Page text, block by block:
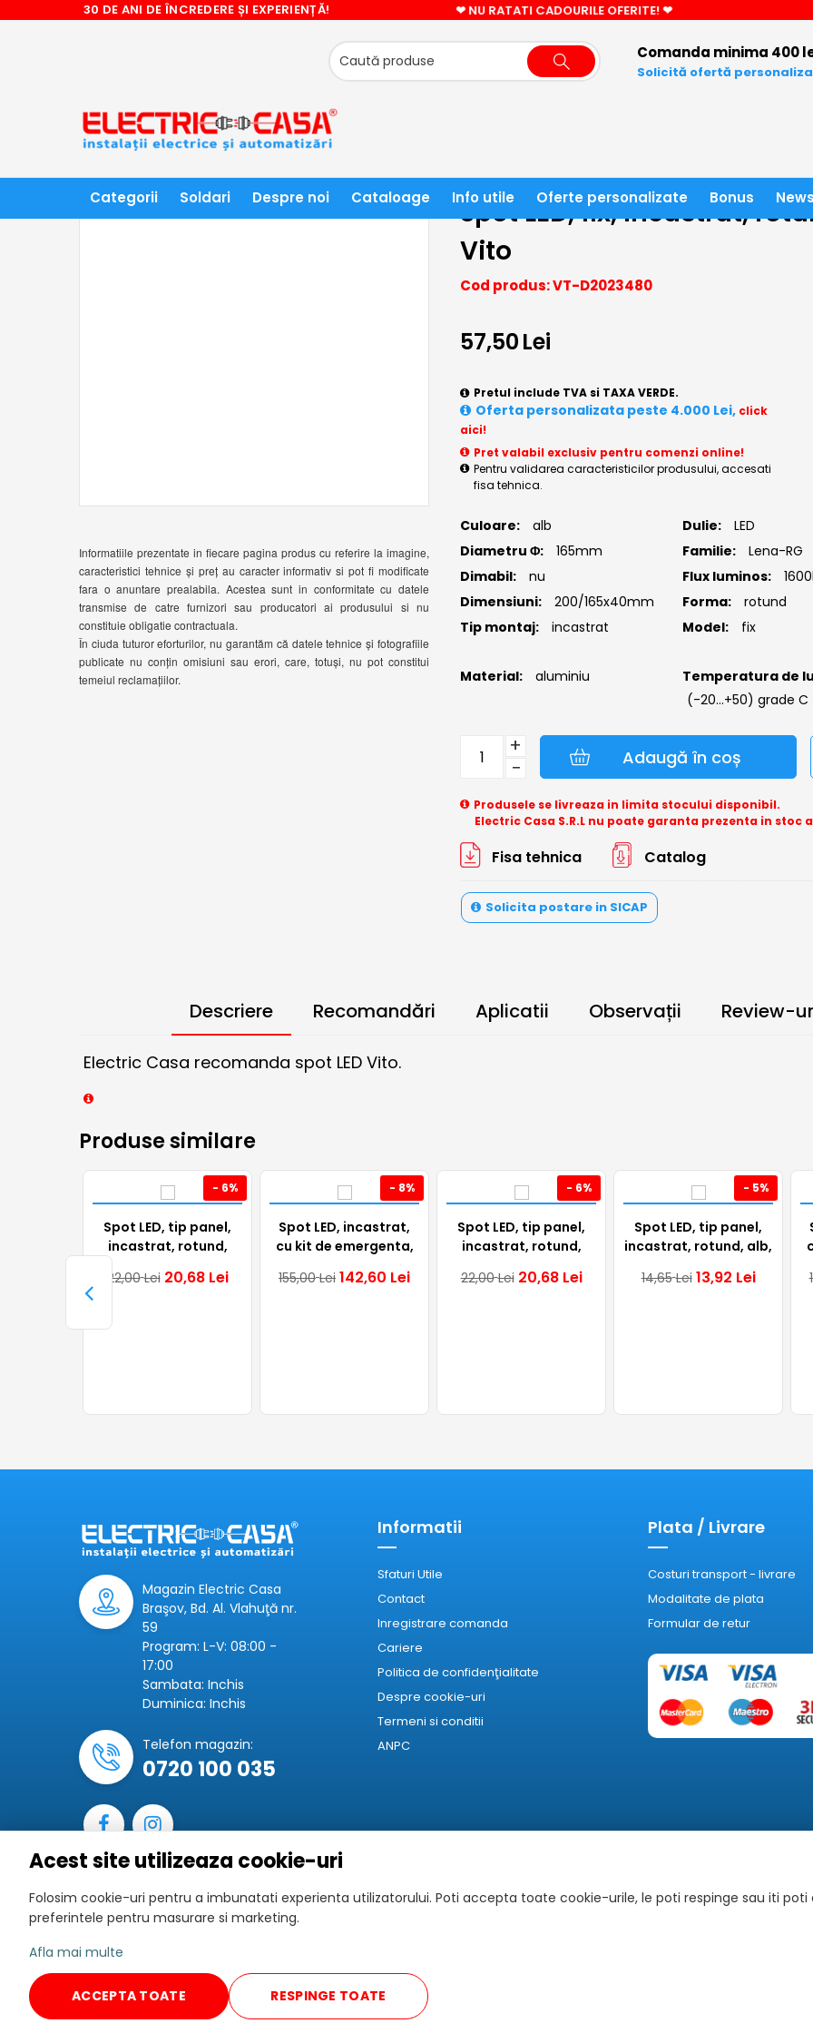
30 DE ANI DE ÎNCREDERE ȘI EXPERIENȚĂ!
❤ NU RATATI CADOURILE OFERITE! ❤ CADOU CIFRA LED LA COMENZI PESTE 3000 LEI!
Comanda minima 400
Solicită ofertă
Categorii Soldari Despre noi Cataloage Info utile Oferte personalizate Bonus
Informatiile prezentate in fiecare pagina produs cu referire la imagine,
caracteristici tehnice și preț au caracter informativ si pot fi modificate
fara o anuntare prealabila. Acestea sunt in conformitate cu datele
transmise de catre furnizori sau producatori ai produsului si nu
constituie obligatie contractuala.
În ciuda tuturor eforturilor, nu garantăm că datele tehnice și fotografiile
publicate nu conțin omisiuni sau erori, care, totuși, nu pot constitui
temeiul reclamațiilor.
Spot LED, fix, incastrat,
Vito
Cod produs: VT-D2023480
57,50Lei
Pretul include TVA si TAXA VERDE.
Oferta personalizata peste 4.000 Lei, click
aici!
Pret valabil exclusiv pentru comenzi online!
Pentru validarea caracteristicilor produsului, accesati
fisa tehnica.
Culoare:
alb
Diametru Φ:
165mm
Dimabil:
nu
Dimensiuni:
200/165x40mm
Dulie:
LED
Familie:
Lena-RG
Flux luminos:
Forma:
rotund
Tip montaj:
incastrat Model: fix
Material:
aluminiu
Temperatura de
(-20...+50) grade C
+
−
Adaugă în coș
Produsele se livreaza in limita stocului disponibil.
Electric Casa S.R.L nu poate garanta prezenta in
Fisa tehnica Catalog
Solicita postare in SICAP
Descriere Recomandări Aplicatii Observații Review-
Electric Casa recomanda spot LED Vito.
Produse similare
- 6%
Spot LED, tip panel,
incastrat, rotund,
4000K, IP20, Lumen
22,00 Lei 20,68 Lei
- 8%
Spot LED, incastrat,
cu kit de emergenta,
6400K, IP20, Omaha-
155,00 Lei 142,60 Lei
- 6%
Spot LED, tip panel,
incastrat, rotund,
6300K, IP20, Lumen
22,00 Lei 20,68 Lei
- 5%
Spot LED, tip panel,
incastrat, rotund, alb,
Comtec
14,65 Lei 13,92 Lei
Magazin Electric Casa
Braşov, Bd. Al. Vlahuţă nr.
59
Program: L-V: 08:00 -
17:00
Sambata: Inchis
Duminica: Inchis
Telefon magazin:
0720 100 035
Informatii
Sfaturi Utile
Contact
Inregistrare comanda
Cariere
Politica de confidenţialitate
Despre cookie-uri
Termeni si conditii
ANPC
Plata / Livrare
Costuri transport - livrare
Modalitate de plata
Formular de retur
Informatiile prezentate in fiecare pagina produs cu referire la imagine, caracteristici tehnice și preț au caracter
Acestea sunt in conformitate cu datele transmise de catre furnizori sau producatori ai produsului si
Acest site utilizeaza cookie-uri
Folosim cookie-uri pentru a imbunatati experienta utilizatorului. Poti accepta toate cookie-urile, le poti respinge sau iti poti
preferintele pentru masurare si marketing.
Afla mai multe
ACCEPTA TOATE RESPINGE TOATE